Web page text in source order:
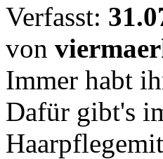
Verfasst:
von
Immer habt
Dafür gibt's